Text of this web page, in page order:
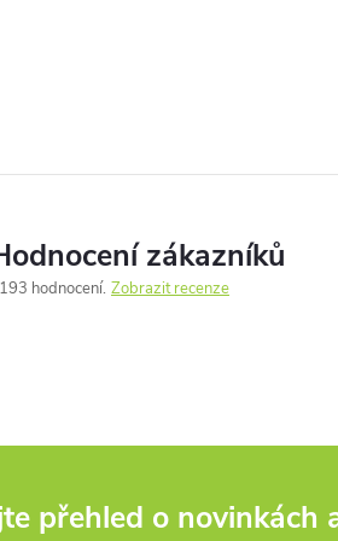
zákazníků
hodnocení Zobrazit recenze
přehled o novinkách